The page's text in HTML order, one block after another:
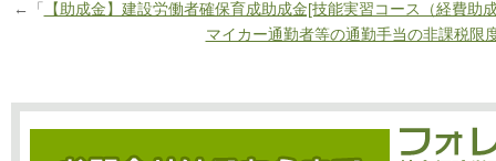
←「
【助成金】建設労働者確保育成助成金[技能実習コース（経費助
マイカー通勤者等の通勤手当の非課税限